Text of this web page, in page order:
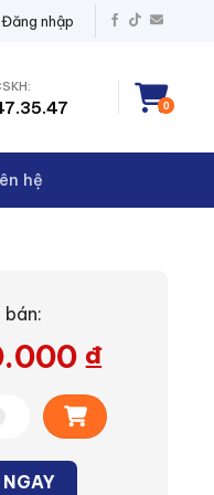
Đăng nhập
0
hệ
bán:
₫
nước Philips AIS6020/